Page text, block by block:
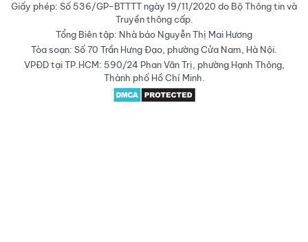
Giấy phép: Số 536/GP-BTTTT ngày 19/11/2020 do Bộ Thông tin và
Truyền thông cấp.
Tổng Biên tập: Nhà báo Nguyễn Thị Mai Hương
Tòa soạn: Số 70 Trần Hưng Đạo, phường Cửa Nam, Hà Nội.
VPĐD tại TP.HCM: 590/24 Phan Văn Trị, phường Hạnh Thông,
Thành phố Hồ Chí Minh.